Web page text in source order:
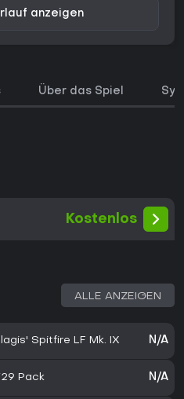
anzeigen
Über das Spiel
Kostenlos
ALLE ANZEIGEN
Spitfire LF Mk. IX N/A
Pack N/A